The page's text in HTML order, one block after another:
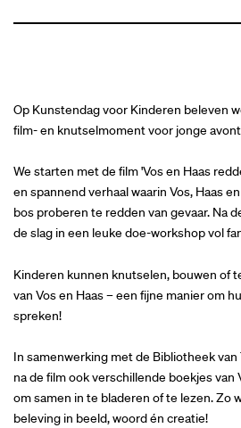
Op Kunstendag voor Kinderen beleven
film- en knutselmoment voor jonge
We starten met de film 'Vos en Haas
en spannend verhaal waarin Vos, Haas
bos proberen te redden van gevaar. Na
de slag in een leuke doe-workshop vol
Kinderen kunnen knutselen, bouwen of
van Vos en Haas – een fijne manier om
spreken!
In samenwerking met de Bibliotheek
na de film ook verschillende boekjes van
om samen in te bladeren of te lezen. Zo
beleving in beeld, woord én creatie!